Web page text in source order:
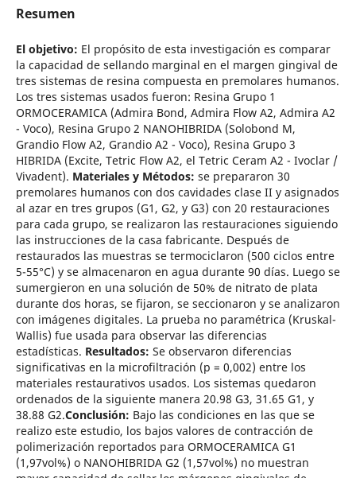
Resumen
El objetivo: El propósito de esta investigación es comparar
la capacidad de sellando marginal en el margen gingival de
tres sistemas de resina compuesta en premolares humanos.
Los tres sistemas usados fueron: Resina Grupo 1
ORMOCERAMICA (Admira Bond, Admira Flow A2, Admira A2
- Voco), Resina Grupo 2 NANOHIBRIDA (Solobond M,
Grandio Flow A2, Grandio A2 - Voco), Resina Grupo 3
HIBRIDA (Excite, Tetric Flow A2, el Tetric Ceram A2 - Ivoclar /
Vivadent). Materiales y Métodos: se prepararon 30
premolares humanos con dos cavidades clase II y asignados
al azar en tres grupos (G1, G2, y G3) con 20 restauraciones
para cada grupo, se realizaron las restauraciones siguiendo
las instrucciones de la casa fabricante. Después de
restaurados las muestras se termociclaron (500 ciclos entre
5-55°C) y se almacenaron en agua durante 90 días. Luego se
sumergieron en una solución de 50% de nitrato de plata
durante dos horas, se fijaron, se seccionaron y se analizaron
con imágenes digitales. La prueba no paramétrica (Kruskal-
Wallis) fue usada para observar las diferencias
estadísticas. Resultados: Se observaron diferencias
significativas en la microfiltración (p = 0,002) entre los
materiales restaurativos usados. Los sistemas quedaron
ordenados de la siguiente manera 20.98 G3, 31.65 G1, y
38.88 G2.Conclusión: Bajo las condiciones en las que se
realizo este estudio, los bajos valores de contracción de
polimerización reportados para ORMOCERAMICA G1
(1,97vol%) o NANOHIBRIDA G2 (1,57vol%) no muestran